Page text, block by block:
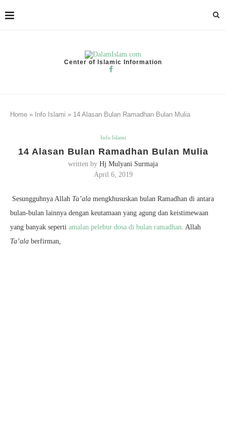
Center of Islamic Information
Home » Info Islami » 14 Alasan Bulan Ramadhan Bulan Mulia
Info Islami
14 Alasan Bulan Ramadhan Bulan Mulia
written by Hj Mulyani Surmaja
April 6, 2019
Sesungguhnya Allah Ta’ala mengkhususkan bulan Ramadhan di antara
bulan-bulan lainnya dengan keutamaan yang agung dan keistimewaan
yang banyak seperti amalan pelebur dosa di bulan ramadhan. Allah
Ta’ala berfirman,